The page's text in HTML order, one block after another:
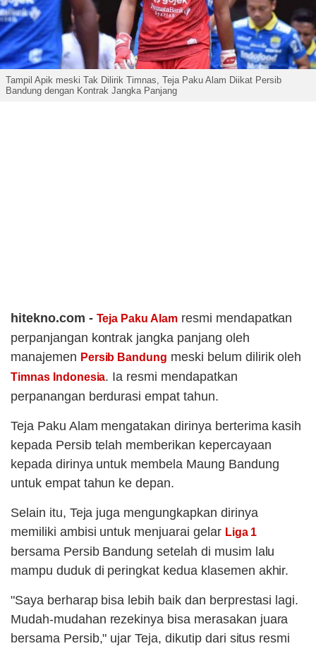
Tampil Apik meski Tak Dilirik Timnas, Teja Paku Alam Diikat Persib
Bandung dengan Kontrak Jangka Panjang
hitekno.com - Teja Paku Alam resmi mendapatkan
perpanjangan kontrak jangka panjang oleh
manajemen Persib Bandung meski belum dilirik oleh
Timnas Indonesia. Ia resmi mendapatkan
perpanangan berdurasi empat tahun.
Teja Paku Alam mengatakan dirinya berterima kasih
kepada Persib telah memberikan kepercayaan
kepada dirinya untuk membela Maung Bandung
untuk empat tahun ke depan.
Selain itu, Teja juga mengungkapkan dirinya
memiliki ambisi untuk menjuarai gelar Liga 1
bersama Persib Bandung setelah di musim lalu
mampu duduk di peringkat kedua klasemen akhir.
"Saya berharap bisa lebih baik dan berprestasi lagi.
Mudah-mudahan rezekinya bisa merasakan juara
bersama Persib," ujar Teja, dikutip dari situs resmi